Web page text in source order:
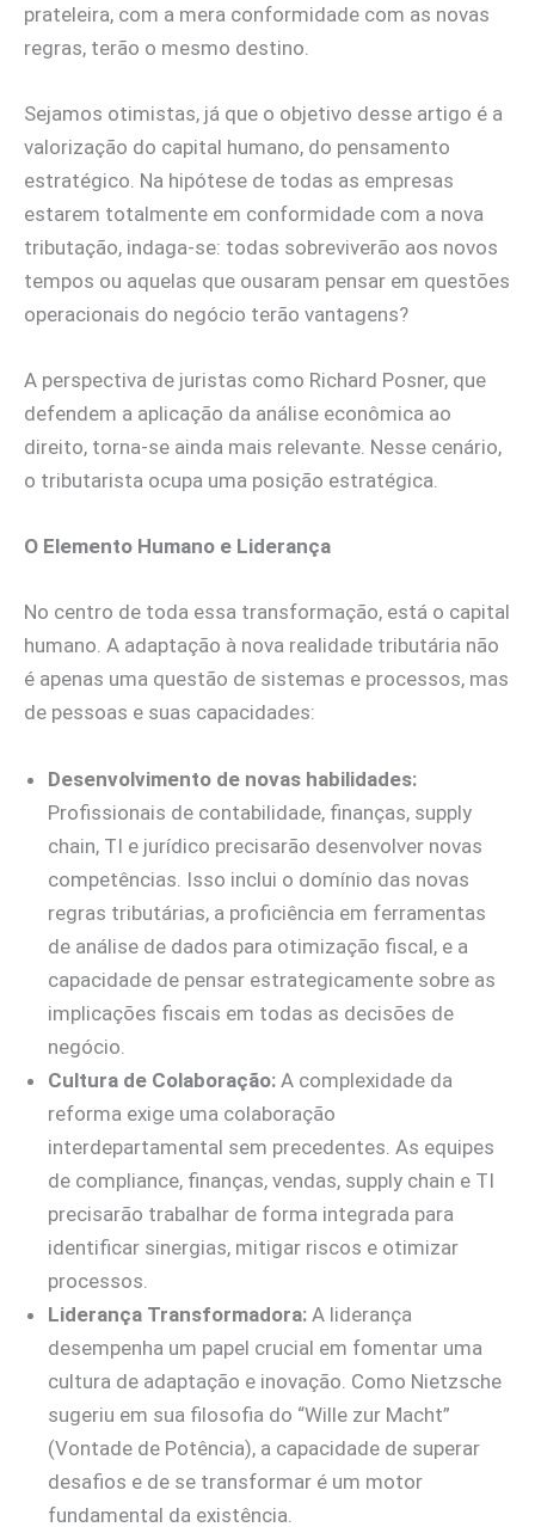
prateleira, com a mera conformidade com as novas
regras, terão o mesmo destino.
Sejamos otimistas, já que o objetivo desse artigo é a
valorização do capital humano, do pensamento
estratégico. Na hipótese de todas as empresas
estarem totalmente em conformidade com a nova
tributação, indaga-se: todas sobreviverão aos novos
tempos ou aquelas que ousaram pensar em questões
operacionais do negócio terão vantagens?
A perspectiva de juristas como Richard Posner, que
defendem a aplicação da análise econômica ao
direito, torna-se ainda mais relevante. Nesse cenário,
o tributarista ocupa uma posição estratégica.
O Elemento Humano e Liderança
No centro de toda essa transformação, está o capital
humano. A adaptação à nova realidade tributária não
é apenas uma questão de sistemas e processos, mas
de pessoas e suas capacidades:
Desenvolvimento de novas habilidades:
Profissionais de contabilidade, finanças, supply
chain, TI e jurídico precisarão desenvolver novas
competências. Isso inclui o domínio das novas
regras tributárias, a proficiência em ferramentas
de análise de dados para otimização fiscal, e a
capacidade de pensar estrategicamente sobre as
implicações fiscais em todas as decisões de
negócio.
Cultura de Colaboração: A complexidade da
reforma exige uma colaboração
interdepartamental sem precedentes. As equipes
de compliance, finanças, vendas, supply chain e TI
precisarão trabalhar de forma integrada para
identificar sinergias, mitigar riscos e otimizar
processos.
Liderança Transformadora: A liderança
desempenha um papel crucial em fomentar uma
cultura de adaptação e inovação. Como Nietzsche
sugeriu em sua filosofia do “Wille zur Macht”
(Vontade de Potência), a capacidade de superar
desafios e de se transformar é um motor
fundamental da existência.